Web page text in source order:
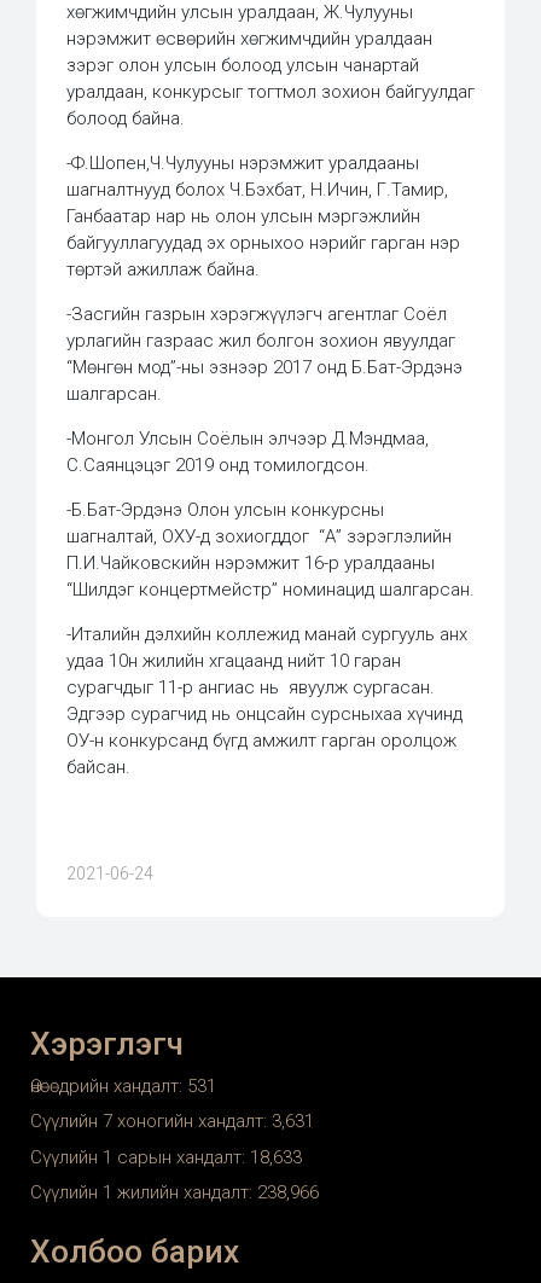
хөгжимчдийн улсын уралдаан, Ж.Чулууны
нэрэмжит өсвөрийн хөгжимчдийн уралдаан
зэрэг олон улсын болоод улсын чанартай
уралдаан, конкурсыг тогтмол зохион байгуулдаг
болоод байна.
-Ф.Шопен,Ч.Чулууны нэрэмжит уралдааны
шагналтнууд болох Ч.Бэхбат, Н.Ичин, Г.Тамир,
Ганбаатар нар нь олон улсын мэргэжлийн
байгууллагуудад эх орныхоо нэрийг гарган нэр
төртэй ажиллаж байна.
-Засгийн газрын хэрэгжүүлэгч агентлаг Соёл
урлагийн газраас жил болгон зохион явуулдаг
“Мөнгөн мод”-ны эзнээр 2017 онд Б.Бат-Эрдэнэ
шалгарсан.
-Монгол Улсын Соёлын элчээр Д.Мэндмаа,
С.Саянцэцэг 2019 онд томилогдсон.
-Б.Бат-Эрдэнэ Олон улсын конкурсны
шагналтай, ОХУ-д зохиогддог “А” зэрэглэлийн
П.И.Чайковскийн нэрэмжит 16-р уралдааны
“Шилдэг концертмейстр” номинацид шалгарсан.
-Италийн дэлхийн коллежид манай сургууль анх
удаа 10н жилийн хгацаанд нийт 10 гаран
сурагчдыг 11-р ангиас нь явуулж сургасан.
Эдгээр сурагчид нь онцсайн сурсныхаа хүчинд
ОУ-н конкурсанд бүгд амжилт гарган оролцож
байсан.
2021-06-24
Хэрэглэгч
Өнөөдрийн хандалт: 531
Сүүлийн 7 хоногийн хандалт: 3,631
Сүүлийн 1 сарын хандалт: 18,633
Сүүлийн 1 жилийн хандалт: 238,966
Холбоо барих